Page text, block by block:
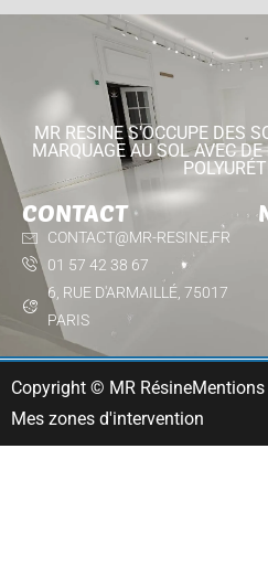
MR RESINE S'OCCUPE DES
MARQUAGE AU SOL AVEC
CONTACT
CONTACT@MR-RESINE.FR
01 57 42 38 67
6, RUE D'ARMAILLÉ, 75017
PARIS
Copyright © MR Résine
Mes zones d'intervention